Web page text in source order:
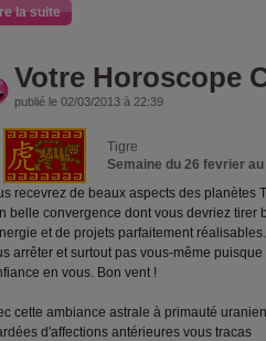
la suite
Votre Horoscope
publié le 02/03/2013 à 22:39
Tigre
Semaine du 26 fevrier
recevrez de beaux aspects des planètes
belle convergence dont vous devriez tirer
et de projets parfaitement
arrêter et surtout pas vous-même
en vous. Bon vent !
cette ambiance astrale à primauté
d'affections antérieures vous tracas